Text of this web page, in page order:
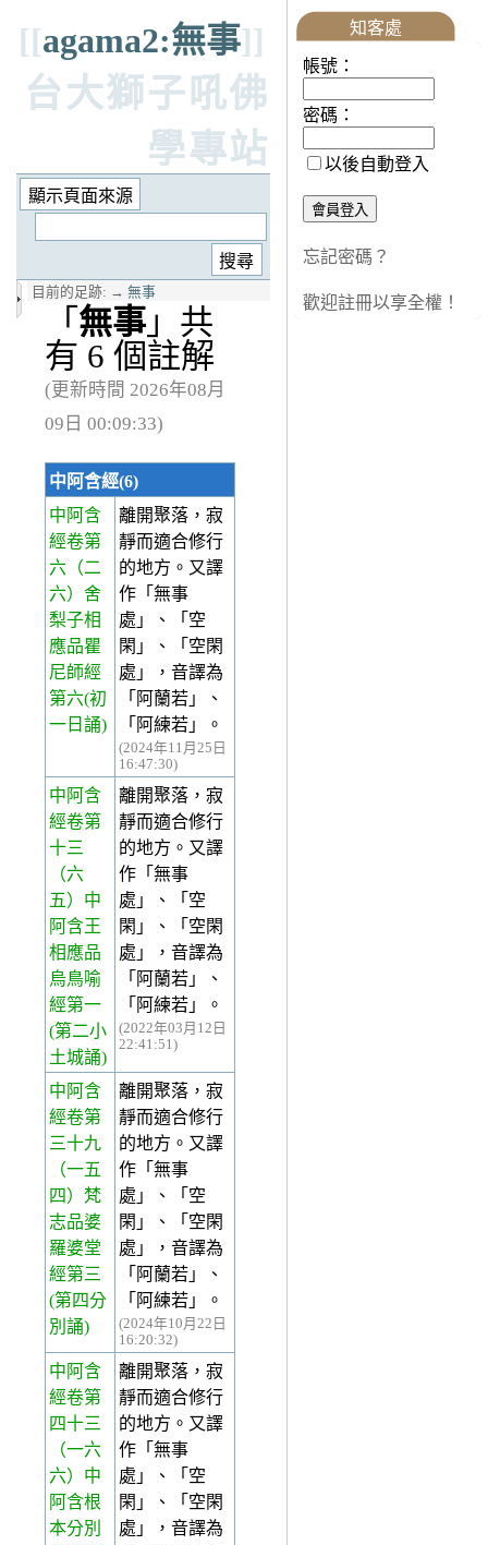
[[agama2:無事]]
台大獅子吼佛
學專站
目前的足跡: → 無事
「 無事 」共
有 6 個註解
(更新時間 2026年08月
09日 00:09:33)
中阿含經(6)
中阿含
經卷第
六 （二
六）舍
梨子相
應品瞿
尼師經
第六(初
一日誦)
離開聚落，寂
靜而適合修行
的地方。又譯
作「無事
處」、「空
閑」、「空閑
處」，音譯為
「阿蘭若」、
「阿練若」。
(2024年11月25日
16:47:30)
中阿含
經卷第
十三
（六
五）中
阿含王
相應品
烏鳥喻
經第一
(第二小
土城誦)
離開聚落，寂
靜而適合修行
的地方。又譯
作「無事
處」、「空
閑」、「空閑
處」，音譯為
「阿蘭若」、
「阿練若」。
(2022年03月12日
22:41:51)
中阿含
經卷第
三十九
（一五
四）梵
志品婆
羅婆堂
經第三
(第四分
別誦)
離開聚落，寂
靜而適合修行
的地方。又譯
作「無事
處」、「空
閑」、「空閑
處」，音譯為
「阿蘭若」、
「阿練若」。
(2024年10月22日
16:20:32)
中阿含
經卷第
四十三
（一六
六）中
阿含根
本分別
離開聚落，寂
靜而適合修行
的地方。又譯
作「無事
處」、「空
閑」、「空閑
處」，音譯為
知客處
帳號：
密碼：
以後自動登入
忘記密碼？
歡迎註冊以享全權！